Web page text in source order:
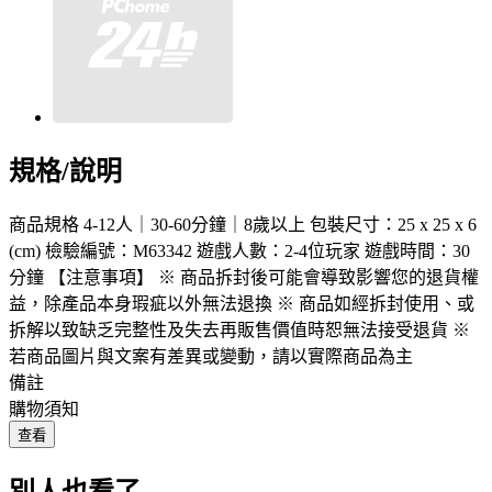
規格/說明
商品規格 4-12人｜30-60分鐘｜8歲以上 包裝尺寸：25 x 25 x 6
(cm) 檢驗編號：M63342 遊戲人數：2-4位玩家 遊戲時間：30
分鐘 【注意事項】 ※ 商品拆封後可能會導致影響您的退貨權
益，除產品本身瑕疵以外無法退換 ※ 商品如經拆封使用、或
拆解以致缺乏完整性及失去再販售價值時恕無法接受退貨 ※
若商品圖片與文案有差異或變動，請以實際商品為主
備註
購物須知
查看